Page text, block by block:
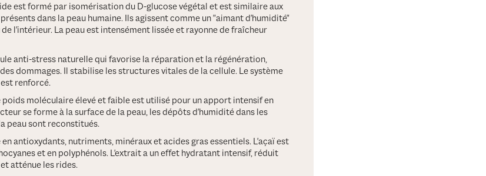
est formé par isomérisation du D-glucose végétal et est similaire aux
dans la peau humaine. Ils agissent comme un "aimant d'humidité"
l'intérieur. La peau est intensément lissée et rayonne de fraîcheur
anti-stress naturelle qui favorise la réparation et la régénération,
dommages. Il stabilise les structures vitales de la cellule. Le système
renforcé.
poids moléculaire élevé et faible est utilisé pour un apport intensif en
se forme à la surface de la peau, les dépôts d'humidité dans les
peau sont reconstitués.
antioxydants, nutriments, minéraux et acides gras essentiels. L'açaï est
et en polyphénols. L'extrait a un effet hydratant intensif, réduit
atténue les rides.